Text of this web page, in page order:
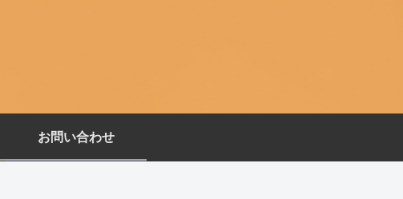
お問い合わせ